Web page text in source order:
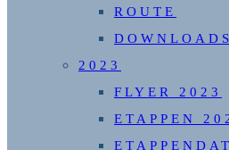
ROUTE
2023
FLYER 2023
ETAPPEN